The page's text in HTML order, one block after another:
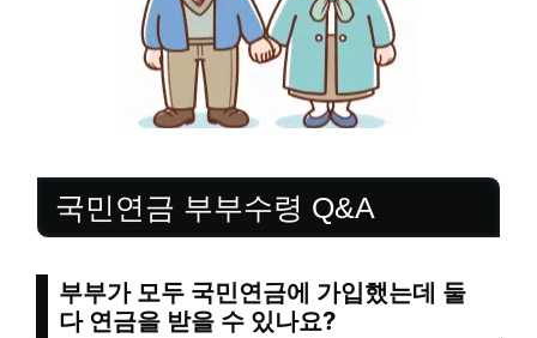
국민연금 부부수령 Q&A
부부가 모두 국민연금에 가입했는데 둘
다 연금을 받을 수 있나요?